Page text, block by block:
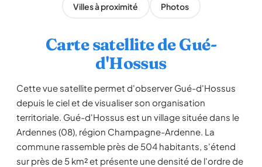
Villes à proximité Photos
Carte satellite de Gué-
d'Hossus
Cette vue satellite permet d'observer Gué-d'Hossus
depuis le ciel et de visualiser son organisation
territoriale. Gué-d'Hossus est un village située dans le
Ardennes (08), région Champagne-Ardenne. La
commune rassemble près de 504 habitants, s'étend
sur près de 5 km² et présente une densité de l'ordre de